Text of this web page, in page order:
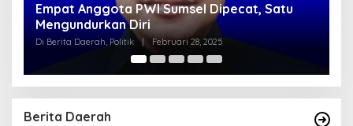
Empat Anggota PWI Sumsel Dipecat, Satu
Mengundurkan Diri
Di Berita Daerah, Politik | Februari 28, 2025
Berita Daerah